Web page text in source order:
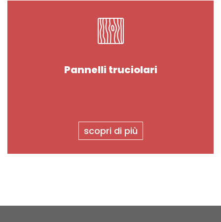
Pannelli truciolari
scopri di più